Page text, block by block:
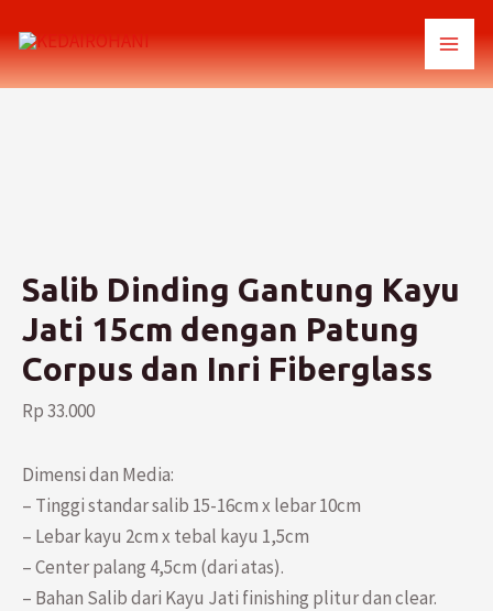
ke
konten
Salib Dinding Gantung Kayu
Jati 15cm dengan Patung
Corpus dan Inri Fiberglass
Rp33.000
Dimensi dan Media:
– Tinggi standar salib 15-16cm x lebar 10cm
– Lebar kayu 2cm x tebal kayu 1,5cm
– Center palang 4,5cm (dari atas).
– Bahan Salib dari Kayu Jati finishing plitur dan clear.